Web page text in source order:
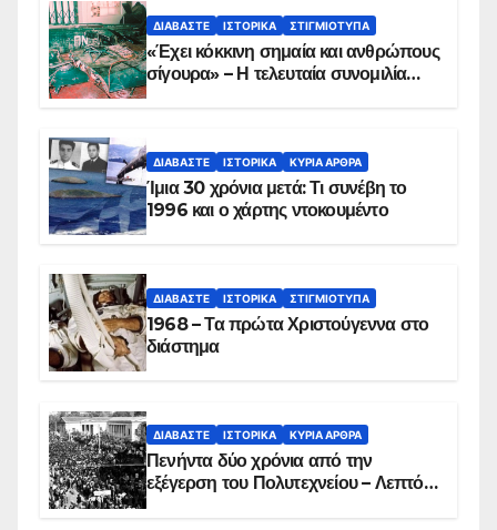
ΔΙΑΒΆΣΤΕ ΙΣΤΟΡΙΚΆ ΣΤΙΓΜΙΌΤΥΠΑ
«Έχει κόκκινη σημαία και ανθρώπους
σίγουρα» – Η τελευταία συνομιλία
ΔΙΑΒΆΣΤΕ ΙΣΤΟΡΙΚΆ ΚΥΡΙΑ ΑΡΘΡΑ
Ίμια 30 χρόνια μετά: Τι συνέβη το
1996 και ο χάρτης ντοκουμέντο
ΔΙΑΒΆΣΤΕ ΙΣΤΟΡΙΚΆ ΣΤΙΓΜΙΌΤΥΠΑ
1968 – Τα πρώτα Χριστούγεννα στο
διάστημα
ΔΙΑΒΆΣΤΕ ΙΣΤΟΡΙΚΆ ΚΥΡΙΑ ΑΡΘΡΑ
Πενήντα δύο χρόνια από την
εξέγερση του Πολυτεχνείου – Λεπτό